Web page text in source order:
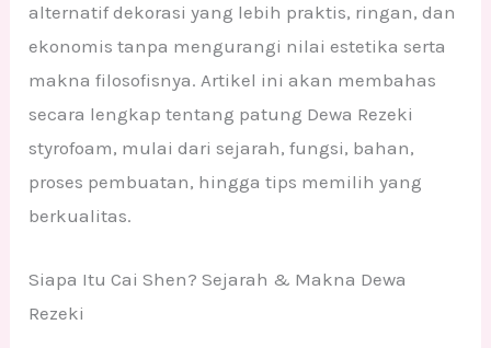
alternatif dekorasi yang lebih praktis, ringan, dan
ekonomis tanpa mengurangi nilai estetika serta
makna filosofisnya. Artikel ini akan membahas
secara lengkap tentang patung Dewa Rezeki
styrofoam, mulai dari sejarah, fungsi, bahan,
proses pembuatan, hingga tips memilih yang
berkualitas.
Siapa Itu Cai Shen? Sejarah & Makna Dewa
Rezeki